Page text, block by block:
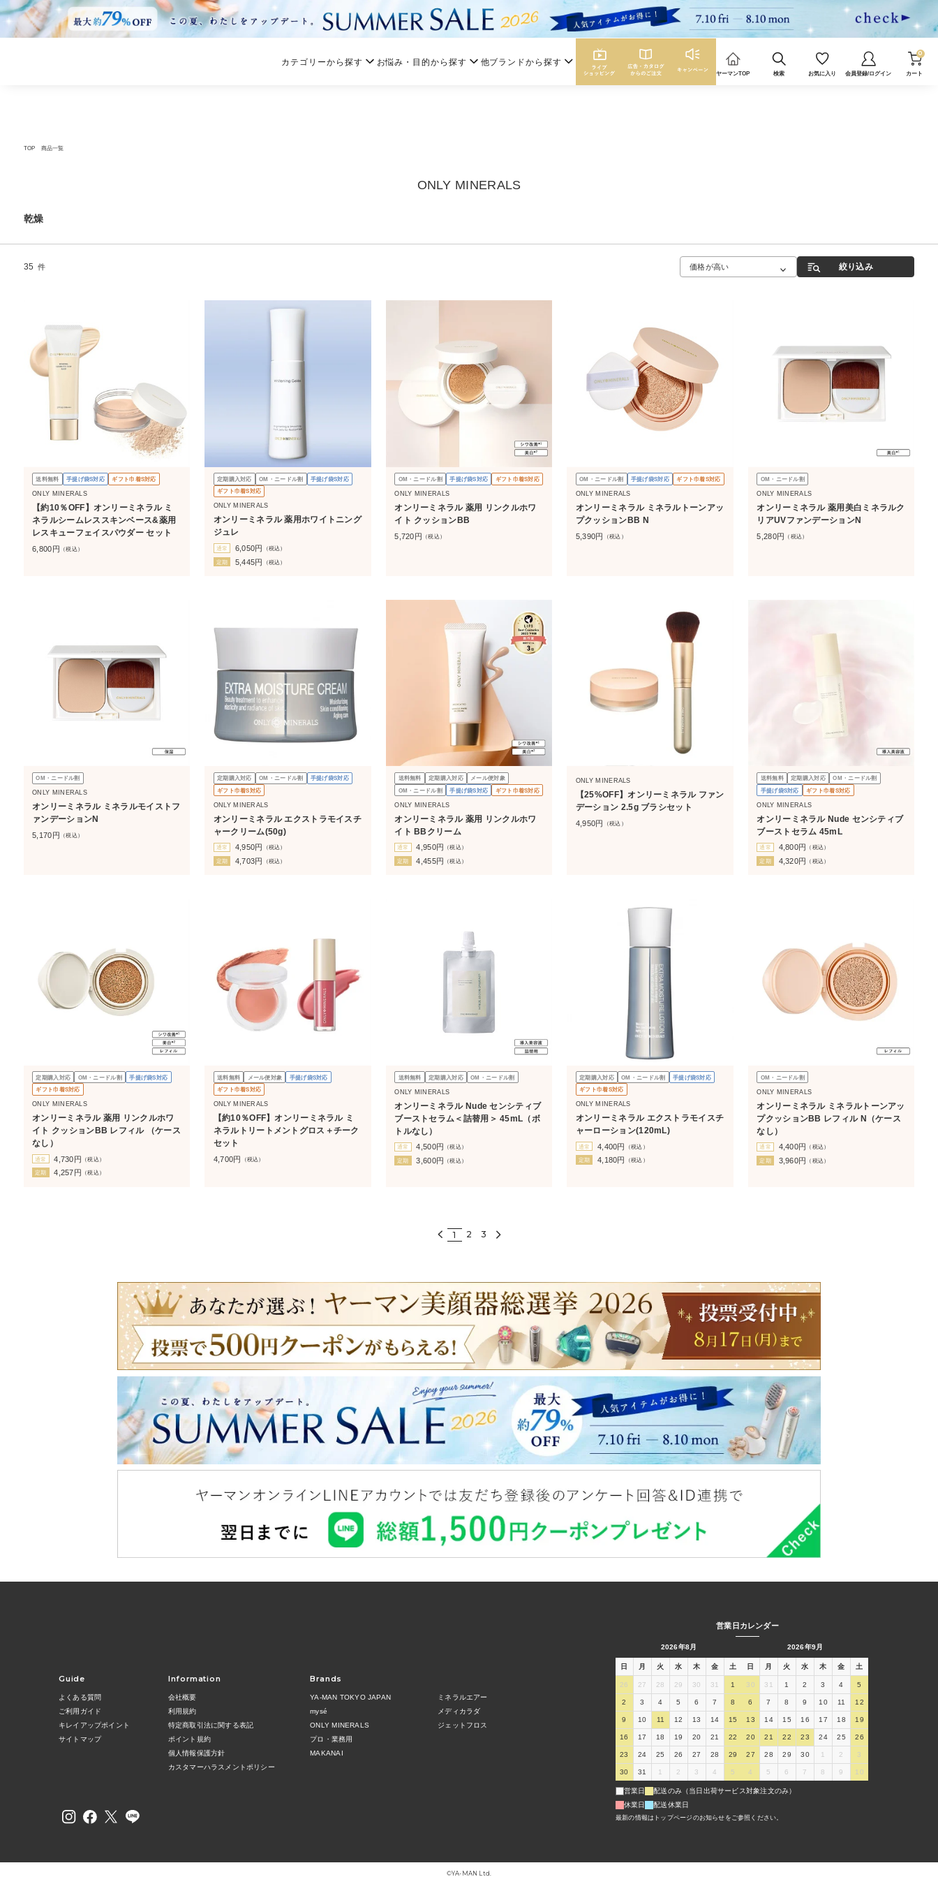
カテゴリーから探す お悩み・目的から探す 他ブランドから探す
ヤーマンTOP 検索 お気に入り 会員登録/ログイン カート
0
TOP 商品一覧
ONLY MINERALS
乾燥
35 件 価格が高い 絞り込み
送料無料 手提げ袋S対応 ギフト巾着S対応
ONLY MINERALS
【約10％OFF】オンリーミネラル ミ
ネラルシームレススキンベース&薬用
レスキューフェイスパウダー セット
6,800円 （税込）
定期購入対応 OM・ニードル割
手提げ袋S対応
ギフト巾着S対応
ONLY MINERALS
オンリーミネラル 薬用ホワイトニング
ジュレ
通常 6,050円
（税込）
定期
5,445円 （税込）
OM・ニードル割 手提げ袋S対応 ギフト巾着S対応
ONLY MINERALS
オンリーミネラル 薬用 リンクルホワ
イト クッションBB
5,720円 （税込）
OM・ニードル割 手提げ袋S対応 ギフト巾着S対応
ONLY MINERALS
オンリーミネラル ミネラルトーンアッ
プクッションBB N
5,390円 （税込）
OM・ニードル割
ONLY MINERALS
オンリーミネラル 薬用美白ミネラルク
リアUVファンデーションN
5,280円 （税込）
OM・ニードル割
ONLY MINERALS
オンリーミネラル ミネラルモイストフ
ァンデーションN
5,170円 （税込）
定期購入対応 OM・ニードル割
手提げ袋S対応
ギフト巾着S対応
ONLY MINERALS
オンリーミネラル エクストラモイスチ
ャークリーム(50g)
通常 4,950円
（税込）
定期
4,703円 （税込）
送料無料 定期購入対応
メール便対象
OM・ニードル割
手提げ袋S対応 ギフト巾着S対応
ONLY MINERALS
オンリーミネラル 薬用 リンクルホワ
イト BBクリーム
通常 4,950円
（税込）
定期
4,455円 （税込）
ONLY MINERALS
【25%OFF】オンリーミネラル ファン
デーション 2.5g ブラシセット
4,950円 （税込）
送料無料 定期購入対応
OM・ニードル割
手提げ袋S対応
ギフト巾着S対応
ONLY MINERALS
オンリーミネラル Nude センシティブ
ブーストセラム 45mL
通常 4,800円
（税込）
定期
4,320円 （税込）
定期購入対応 OM・ニードル割
手提げ袋S対応
ギフト巾着S対応
ONLY MINERALS
オンリーミネラル 薬用 リンクルホワ
イト クッションBB レフィル （ケース
なし）
通常 4,730円 （税込）
定期
4,257円 （税込）
送料無料 メール便対象
手提げ袋S対応
ギフト巾着S対応
ONLY MINERALS
【約10％OFF】オンリーミネラル ミ
ネラルトリートメントグロス＋チーク
セット
4,700円 （税込）
送料無料 定期購入対応 OM・ニードル割
ONLY MINERALS
オンリーミネラル Nude センシティブ
ブーストセラム＜詰替用＞ 45mL（ボ
トルなし）
通常 4,500円
（税込）
定期
3,600円 （税込）
定期購入対応 OM・ニードル割
手提げ袋S対応
ギフト巾着S対応
ONLY MINERALS
オンリーミネラル エクストラモイスチ
ャーローション(120mL)
通常 4,400円
（税込）
定期
4,180円 （税込）
OM・ニードル割
ONLY MINERALS
オンリーミネラル ミネラルトーンアッ
プクッションBB レフィル N（ケース
なし）
通常 4,400円
（税込）
定期
3,960円 （税込）
1 2 3
Guide
よくある質問
ご利用ガイド
キレイアップポイント
サイトマップ
Information
会社概要
利用規約
特定商取引法に関する表記
ポイント規約
個人情報保護方針
カスタマーハラスメントポリシー
Brands
YA-MAN TOKYO JAPAN
mysé
ONLY MINERALS
プロ・業務用
MAKANAI
ミネラルエアー
メディカラダ
ジェットフロス
営業日カレンダー
2026年8月
日 月 火 水 木 金 土
26 27 28 29 30 31 1
2 3 4 5 6 7 8
9 10 11 12 13 14 15
16 17 18 19 20 21 22
23 24 25 26 27 28 29
30 31 1 2 3 4 5
2026年9月
日 月 火 水 木 金 土
30 31 1 2 3 4 5
6 7 8 9 10 11 12
13 14 15 16 17 18 19
20 21 22 23 24 25 26
27 28 29 30 1 2 3
4 5 6 7 8 9 10
営業日
配送のみ（当日出荷サービス対象注文のみ）
休業日
配送休業日
最新の情報はトップページのお知らせをご参照ください。
©︎YA-MAN Ltd.